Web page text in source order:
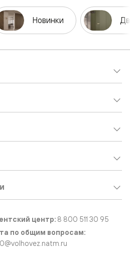
Новинки
центр: 8 800 511 30 95
по общим вопросам: